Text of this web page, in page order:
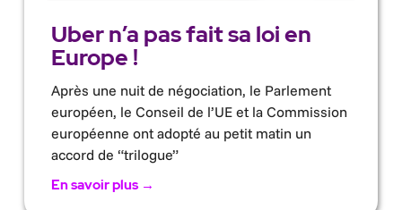
Uber n’a pas fait sa loi en
Europe !
Après une nuit de négociation, le Parlement
européen, le Conseil de l’UE et la Commission
européenne ont adopté au petit matin un
accord de “trilogue”
En savoir plus →